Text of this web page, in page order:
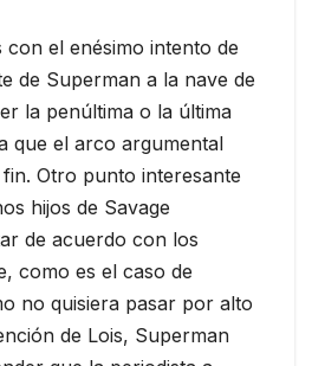
con el enésimo intento de
de Superman a la nave de
la penúltima o la última
que el arco argumental
Otro punto interesante
hijos de Savage
de acuerdo con los
como es el caso de
no quisiera pasar por alto
de Lois, Superman